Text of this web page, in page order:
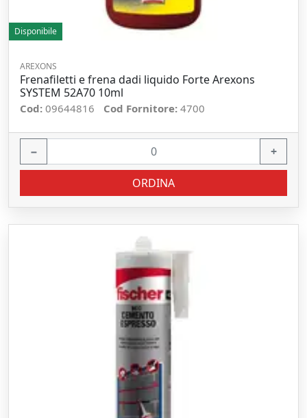
Disponibile
AREXONS
Frenafiletti e frena dadi liquido Forte Arexons
SYSTEM 52A70 10ml
Cod: 09644816 Cod Fornitore: 4700
− +
ORDINA